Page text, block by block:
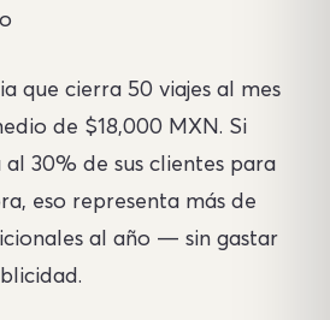
que cierra 50 viajes al mes
de $18,000 MXN. Si
al 30% de sus clientes para
eso representa más de
al año — sin gastar